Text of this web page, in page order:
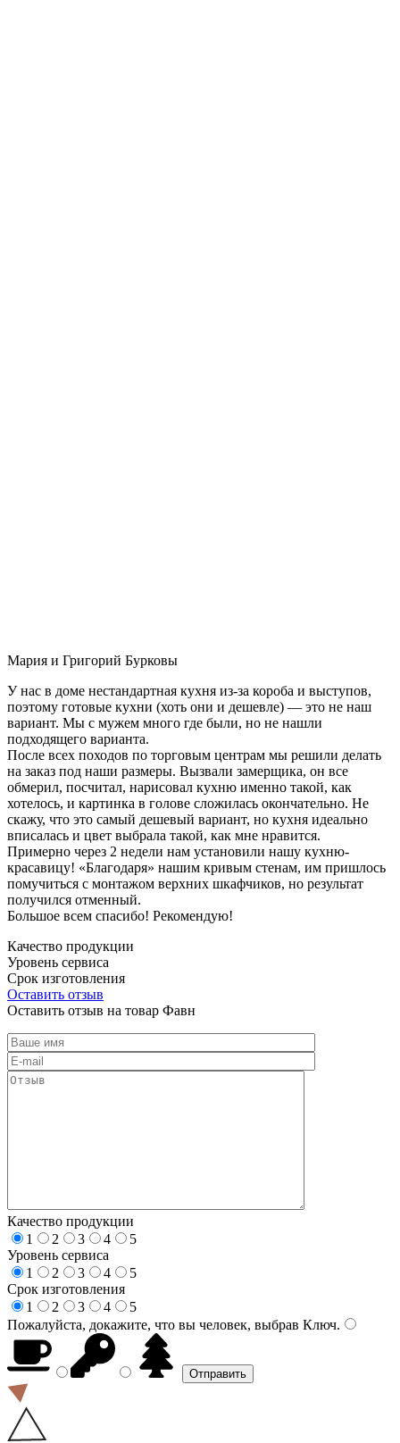
Мария и Григорий Бурковы
У нас в доме нестандартная кухня из-за короба и выступов,
поэтому готовые кухни (хоть они и дешевле) — это не наш
вариант. Мы с мужем много где были, но не нашли
подходящего варианта.
После всех походов по торговым центрам мы решили делать
на заказ под наши размеры. Вызвали замерщика, он все
обмерил, посчитал, нарисовал кухню именно такой, как
хотелось, и картинка в голове сложилась окончательно. Не
скажу, что это самый дешевый вариант, но кухня идеально
вписалась и цвет выбрала такой, как мне нравится.
Примерно через 2 недели нам установили нашу кухню-
красавицу! «Благодаря» нашим кривым стенам, им пришлось
помучиться с монтажом верхних шкафчиков, но результат
получился отменный.
Большое всем спасибо! Рекомендую!
Качество продукции
Уровень сервиса
Срок изготовления
Оставить отзыв
Оставить отзыв на товар Фавн
Качество продукции
1
2 3 4
5
Уровень сервиса
1
2 3 4
5
Срок изготовления
1
2 3 4
5
Пожалуйста, докажите, что вы человек, выбрав Ключ.